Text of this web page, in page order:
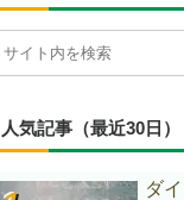
人気記事（最近30日）
ダ